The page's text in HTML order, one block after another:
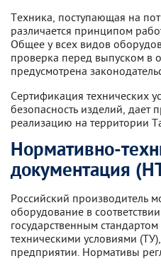
Техника, поступающая на
различается принципом
Общее у всех видов
проверка перед выпуском в
предусмотрена
Сертификация технических
безопасность изделий, дает
реализацию на территории
Нормативно-
документация
Российский производитель
оборудование в
государственным
техническими условиями
предприятии. Нормативы